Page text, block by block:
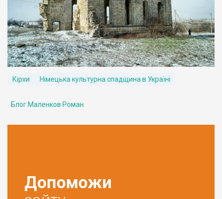
Кірхи Німецька культурна спадщина в Україні
Блог Маленков Роман
Допоможи